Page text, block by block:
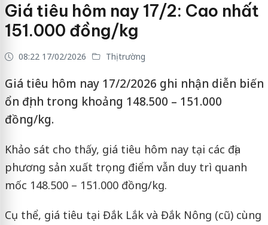
Giá tiêu hôm nay 17/2: Cao nhất
151.000 đồng/kg
08:22 17/02/2026 Thị trường
Giá tiêu hôm nay 17/2/2026 ghi nhận diễn biến
ổn định trong khoảng 148.500 – 151.000
đồng/kg.
Khảo sát cho thấy, giá tiêu hôm nay tại các địa
phương sản xuất trọng điểm vẫn duy trì quanh
mốc 148.500 – 151.000 đồng/kg.
Cụ thể, giá tiêu tại Đắk Lắk và Đắk Nông (cũ) cùng